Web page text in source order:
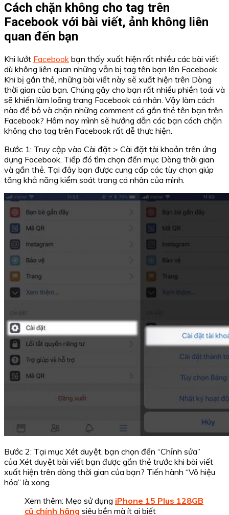
Cách chặn không cho tag trên
Facebook với bài viết, ảnh không liên
quan đến bạn
Khi lướt Facebook bạn thấy xuất hiện rất nhiều các bài viết
dù không liên quan những vẫn bị tag tên bạn lên Facebook.
Khi bị gắn thẻ, những bài viết này sẽ xuất hiện trên Dòng
thời gian của bạn. Chúng gây cho bạn rất nhiều phiền toái và
sẽ khiến làm loãng trang Facebook cá nhân. Vậy làm cách
nào để bỏ và chặn những comment có gắn thẻ tên bạn trên
Facebook? Hôm nay mình sẽ hướng dẫn các bạn cách chặn
không cho tag trên Facebook rất dễ thực hiện.
Bước 1: Truy cập vào Cài đặt > Cài đặt tài khoản trên ứng
dụng Facebook. Tiếp đó tìm chọn đến mục Dòng thời gian
và gắn thẻ. Tại đây bạn được cung cấp các tùy chọn giúp
tăng khả năng kiểm soát trang cá nhân của mình.
Bước 2: Tại mục Xét duyệt, bạn chọn đến “Chỉnh sửa”
của Xét duyệt bài viết bạn được gắn thẻ trước khi bài viết
xuất hiện trên dòng thời gian của bạn? Tiến hành “Vô hiệu
hóa” là xong.
Xem thêm: Mẹo sử dụng iPhone 15 Plus 128GB
cũ chính hãng siêu bền mà ít ai biết